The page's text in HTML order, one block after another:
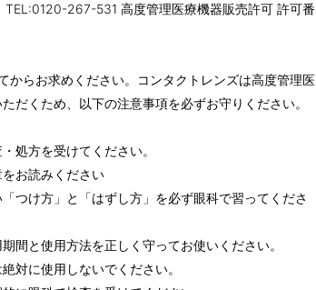
267-531 高度管理医療機器販売許可 許可番
からお求めください。コンタクトレンズは高度管理医
だくため、以下の注意事項を必ずお守りください。
処方を受けてください。
をお読みください
つけ方」と「はずし方」を必ず眼科で習ってくださ
間と使用方法を正しく守ってお使いください。
対に使用しないでください。